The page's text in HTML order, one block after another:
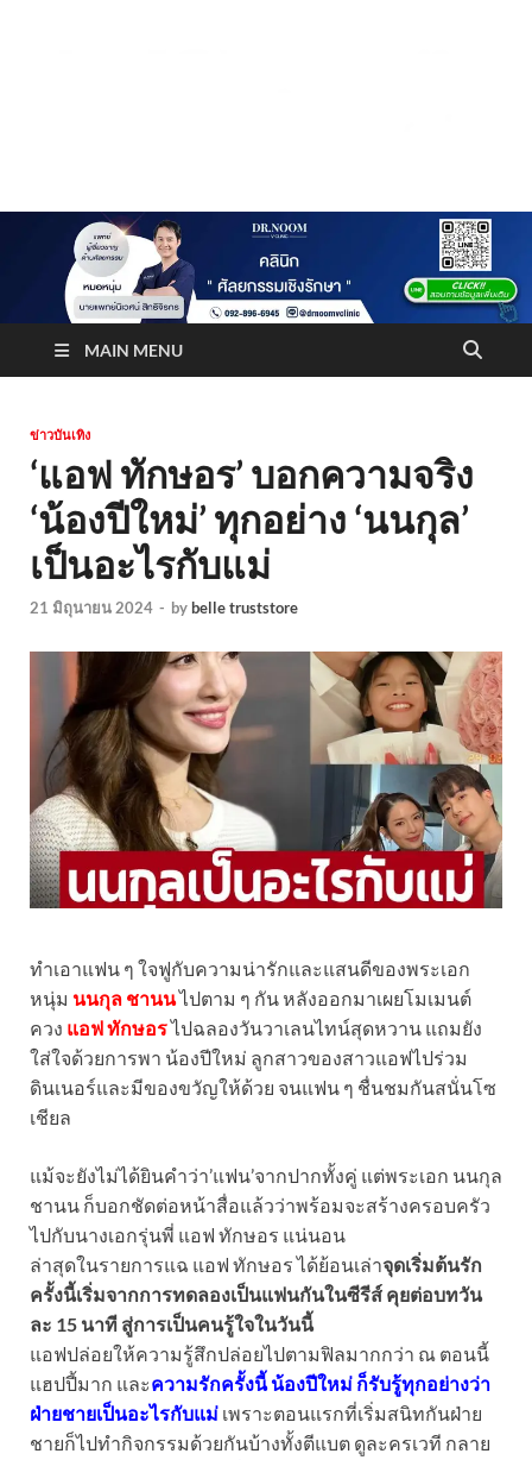
Truststoreonline
MAIN MENU
ข่าวบันเทิง
‘แอฟ ทักษอร’ บอกความจริง
‘น้องปีใหม่’ ทุกอย่าง ‘นนกุล’
เป็นอะไรกับแม่
21 มิถุนายน 2024 - bybelle truststore
ทำเอาแฟน ๆ ใจฟูกับความน่ารักและแสนดีของพระเอก
หนุ่ม นนกุล ชานนไปตาม ๆ กัน หลังออกมาเผยโมเมนต์
ควง แอฟ ทักษอรไปฉลองวันวาเลนไทน์สุดหวาน แถมยัง
ใส่ใจด้วยการพา น้องปีใหม่ ลูกสาวของสาวแอฟไปร่วม
ดินเนอร์และมีของขวัญให้ด้วย จนแฟน ๆ ชื่นชมกันสนั่นโซ
เชียล
แม้จะยังไม่ได้ยินคำว่า’แฟน’จากปากทั้งคู่ แต่พระเอก นนกุล
ชานน ก็บอกชัดต่อหน้าสื่อแล้วว่าพร้อมจะสร้างครอบครัว
ไปกับนางเอกรุ่นพี่ แอฟ ทักษอร แน่นอน
ล่าสุดในรายการแฉ แอฟ ทักษอร ได้ย้อนเล่าจุดเริ่มต้นรัก
ครั้งนี้เริ่มจากการทดลองเป็นแฟนกันในซีรีส์ คุยต่อบทวัน
ละ 15 นาที สู่การเป็นคนรู้ใจในวันนี้
แอฟปล่อยให้ความรู้สึกปล่อยไปตามฟิลมากกว่า ณ ตอนนี้
แฮปปี้มาก และความรักครั้งนี้ น้องปีใหม่ ก็รับรู้ทุกอย่างว่า
ฝ่ายชายเป็นอะไรกับแม่ เพราะตอนแรกที่เริ่มสนิทกันฝ่าย
ชายก็ไปทำกิจกรรมด้วยกันบ้างทั้งตีแบต ดูละครเวที กลาย